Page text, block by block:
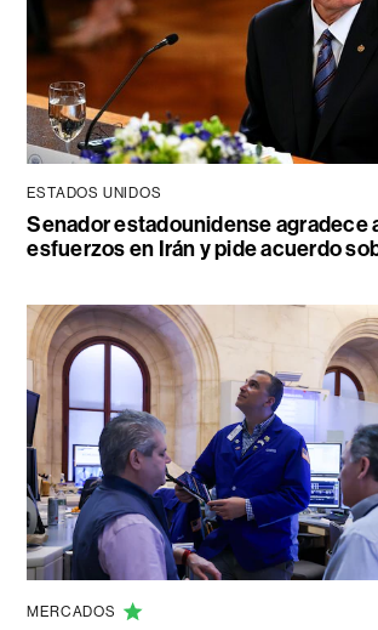
ESTADOS UNIDOS
Senador estadounidense agradece
esfuerzos en Irán y pide acuerdo
MERCADOS